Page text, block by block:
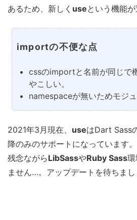
あるため、新しく useという機能が
importの不便な点
cssのimportと名前が同じで
やこしい。
namespaceが無いためモジ
2021年3月現在、 useはDart Sass
降のみのサポートになっています。
残念ながらLibSassやRuby Sass
ません…。アップデートを待ちまし